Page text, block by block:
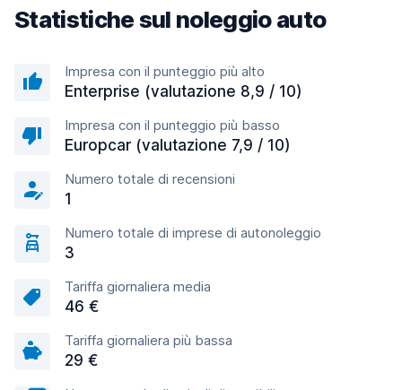
Statistiche sul noleggio auto
Impresa con il punteggio più alto
Enterprise (valutazione 8,9 / 10)
Impresa con il punteggio più basso
Europcar (valutazione 7,9 / 10)
Numero totale di recensioni
1
Numero totale di imprese di autonoleggio
3
Tariffa giornaliera media
46 €
Tariffa giornaliera più bassa
29 €